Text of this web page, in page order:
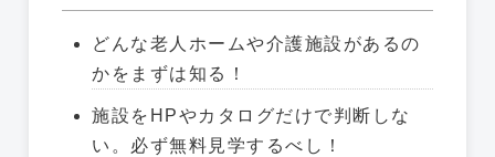
どんな老人ホームや介護施設があるの
かをまずは知る！
施設をHPやカタログだけで判断しな
い。必ず無料見学するべし！